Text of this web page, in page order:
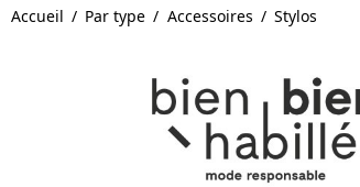
Accueil Par type Accessoires Stylos